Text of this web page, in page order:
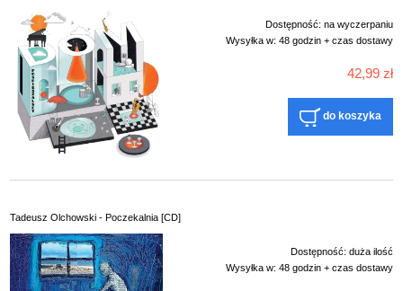
Dostępność: na wyczerpaniu
Wysyłka w: 48 godzin + czas dostawy
42,99 zł
do koszyka
Tadeusz Olchowski - Poczekalnia [CD]
Dostępność: duża ilość
Wysyłka w: 48 godzin + czas dostawy